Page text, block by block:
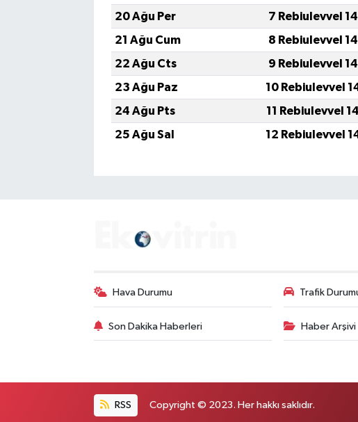
20 Ağu Per
7 Rebiulevvel
21 Ağu Cum
8 Rebiulevvel
22 Ağu Cts
9 Rebiulevvel
23 Ağu Paz
10 Rebiulevvel
24 Ağu Pts
11 Rebiulevvel
25 Ağu Sal
12 Rebiulevvel
Hava Durumu Trafik
Son Dakika Haberleri Haber Arşivi
RSS Copyright © 2023. Her hakkı saklıdır.